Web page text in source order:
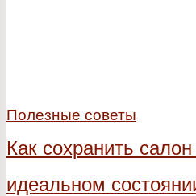
Полезные советы
Как сохранить
идеальном